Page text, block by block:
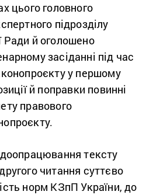
цього головного
підрозділу
Ради й оголошено
засіданні під час
у першому
й поправки повинні
правового
тексту
читання суттєво
норм КЗпП України, до